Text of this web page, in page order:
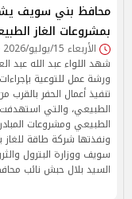
محافظ بني سويف
بمشروعات الغاز
الأربعاء 15/يوليو/2026 - 10:04 م
شهد اللواء عبد الله عبد
ورشة عمل للتوعية بإجراءات
تنفيذ أعمال الحفر
الطبيعي، والتي استهدفت
الطبيعي ومشروعات
ونفذتها شركة طاقة
سويف ووزارة البترول
السيد بلال حبش نائب